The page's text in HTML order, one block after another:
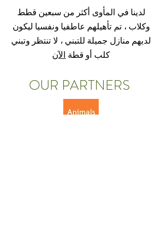
لدينا في المأوى أكثر من سبعين قطط
وكلاب ، تم تأهيلهم عاطفيا ونفسيا ليكون
لديهم منازل جميلة للتبني ، لا تنتظر وتبني
كلب أو قطة الآن
OUR PARTNERS